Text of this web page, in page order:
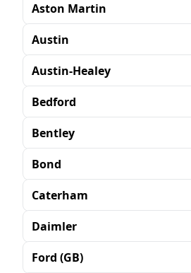
Aston Martin
Austin
Austin-Healey
Bedford
Bentley
Bond
Caterham
Daimler
Ford (GB)